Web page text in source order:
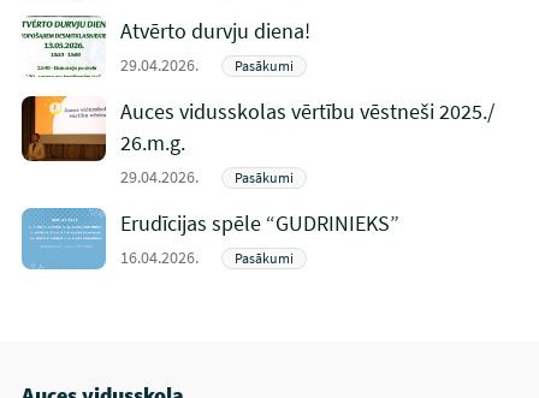
Atvērto durvju diena!
29.04.2026. Pasākumi
Auces vidusskolas vērtību vēstneši 2025./
26.m.g.
29.04.2026. Pasākumi
Erudīcijas spēle “GUDRINIEKS”
16.04.2026. Pasākumi